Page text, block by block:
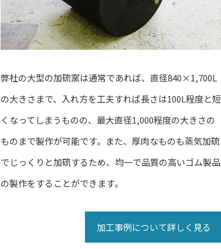
弊社の大型の加硫窯は通常であれば、直径840×1,700L
の大きさまで、入れ方を工夫すれば長さは100L程度と短
くなってしまうものの、最大直径1,000程度の大きさの
ものまで製作が可能です。また、厚肉なものも蒸気加硫
でじっくりと加硫するため、均一で品質の高いゴム製品
の製作をすることができます。
加工事例について詳しく見る